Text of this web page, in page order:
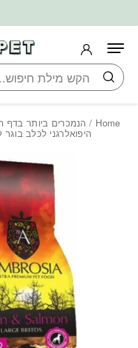
חיפוש
Home
/ הנמכרים ביותר בדף
היפואלרגני לכלב בוגר